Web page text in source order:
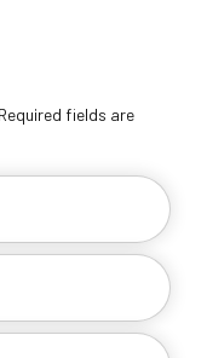
fields are